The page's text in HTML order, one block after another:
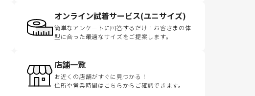
オンライン試着サービス(ユニサイズ)
簡単なアンケートに回答するだけ！お客さまの体
型に合った最適なサイズをご提案します。
店舗一覧
お近くの店舗がすぐに見つかる！
住所や営業時間はこちらからご確認できます。